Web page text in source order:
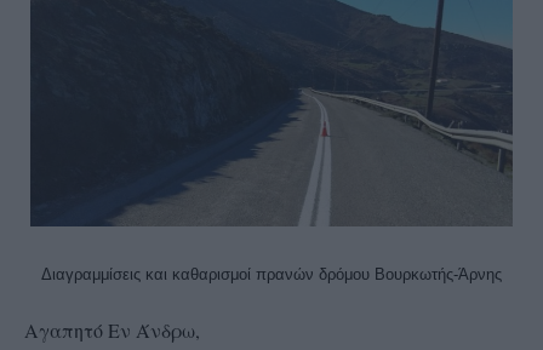
Διαγραμμίσεις και καθαρισμοί πρανών δρόμου Βουρκωτής-Άρνης
Αγαπητό Εν Άνδρω,